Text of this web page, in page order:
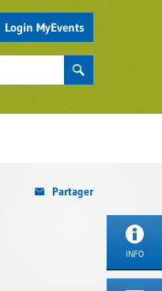
Login MyEvents
Partager
INFO